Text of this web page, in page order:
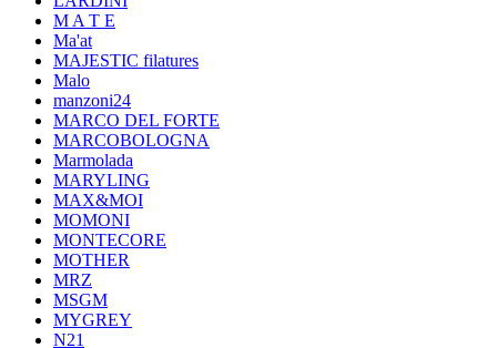
M A T E
Ma'at
MAJESTIC filatures
Malo
manzoni24
MARCO DEL FORTE
MARCOBOLOGNA
Marmolada
MARYLING
MAX&MOI
MOMONI
MONTECORE
MOTHER
MRZ
MSGM
MYGREY
N21